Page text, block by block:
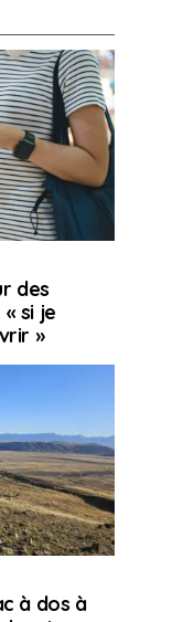
des
si je
»
à dos à